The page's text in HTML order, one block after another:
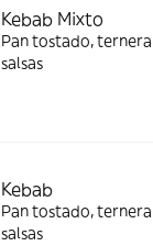
Kebab Mixto
Pan tostado,
salsas
Kebab
Pan tostado,
salsas